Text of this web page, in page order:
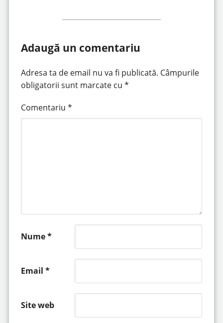
Adaugă un comentariu
Adresa ta de email nu va fi publicată. Câmpurile
obligatorii sunt marcate cu *
Comentariu *
Nume*
Email *
Site web